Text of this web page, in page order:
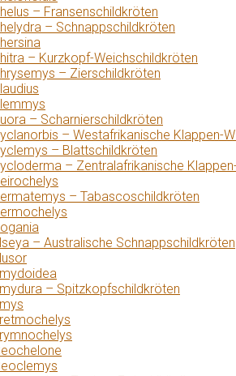
– Fransenschildkröten
– Schnappschildkröten
– Kurzkopf-Weichschildkröten
– Zierschildkröten
– Scharnierschildkröten
– Westafrikanische Klappen-
– Blattschildkröten
– Zentralafrikanische
– Tabascoschildkröten
– Australische Schnappschildkröten
– Spitzkopfschildkröten